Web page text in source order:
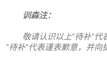
训森注：
敬请认识以上“待补”
“待补”代表谨表歉意，并向